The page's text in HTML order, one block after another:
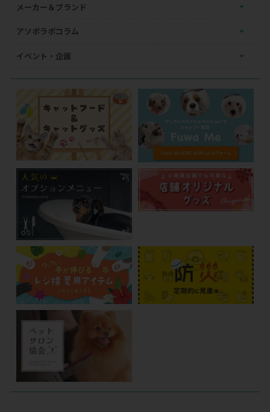
メーカー＆ブランド
アソボラボコラム
イベント・企画